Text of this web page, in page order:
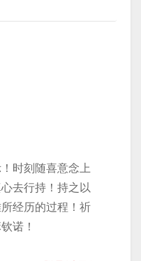
时刻随喜意念上
去行持！持之以
经历的过程！祈
诺！